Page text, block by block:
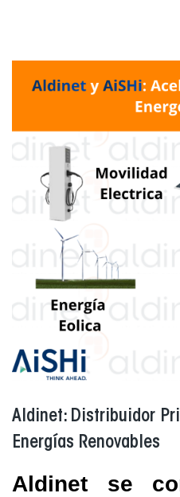
Aldinet: Distribuidor
Energías Renovables
Aldinet se